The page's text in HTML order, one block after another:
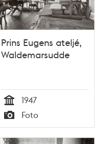
Prins Eugens ateljé,
Waldemarsudde
Tid
1947
Typ
Foto